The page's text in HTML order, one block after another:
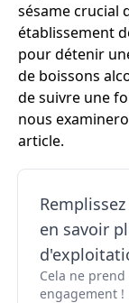
sésame crucial
établissement
pour détenir
de boissons
de suivre une
nous
article.
en savoir
Cela ne
engagement !